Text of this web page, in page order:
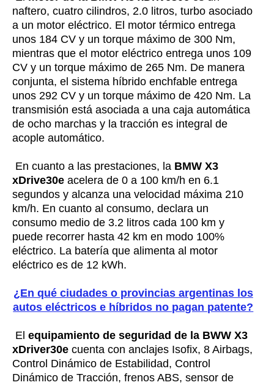
naftero, cuatro cilindros, 2.0 litros, turbo asociado
a un motor eléctrico. El motor térmico entrega
unos 184 CV y un torque máximo de 300 Nm,
mientras que el motor eléctrico entrega unos 109
CV y un torque máximo de 265 Nm. De manera
conjunta, el sistema híbrido enchfable entrega
unos 292 CV y un torque máximo de 420 Nm. La
transmisión está asociada a una caja automática
de ocho marchas y la tracción es integral de
acople automático.
En cuanto a las prestaciones, la BMW X3
xDrive30e acelera de 0 a 100 km/h en 6.1
segundos y alcanza una velocidad máxima 210
km/h. En cuanto al consumo, declara un
consumo medio de 3.2 litros cada 100 km y
puede recorrer hasta 42 km en modo 100%
eléctrico. La batería que alimenta al motor
eléctrico es de 12 kWh.
¿En qué ciudades o provincias argentinas los
autos eléctricos e híbridos no pagan patente?
El equipamiento de seguridad de la BWW X3
xDriver30e cuenta con anclajes Isofix, 8 Airbags,
Control Dinámico de Estabilidad, Control
Dinámico de Tracción, frenos ABS, sensor de